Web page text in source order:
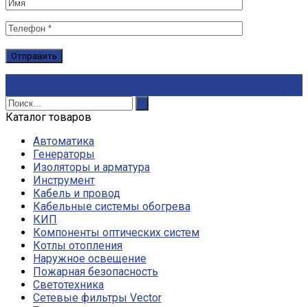
Каталог товаров
Автоматика
Генераторы
Изоляторы и арматура
Инструмент
Кабель и провод
Кабельные системы обогрева
КИП
Компоненты оптических систем
Котлы отопления
Наружное освещение
Пожарная безопасность
Светотехника
Сетевые фильтры Vector